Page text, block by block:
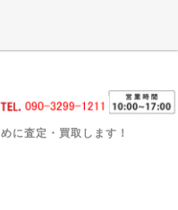
に査定・買取します！